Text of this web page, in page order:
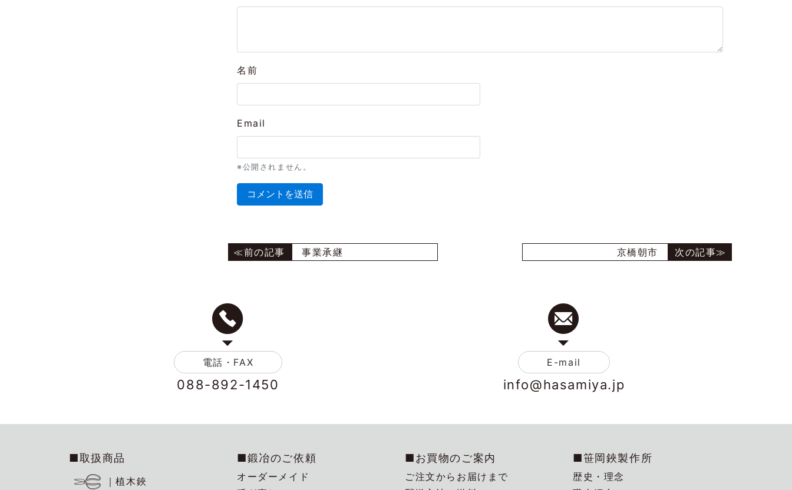
名前
Email
※公開されません。
事業承継 京橋朝市
電話・FAX
088-892-1450
E-mail
info@hasamiya.jp
■取扱商品
｜植木鋏
■鍛冶のご依頼
オーダーメイド
■お買物のご案内
ご注文からお届けまで
■笹岡鋏製作所
歴史・理念